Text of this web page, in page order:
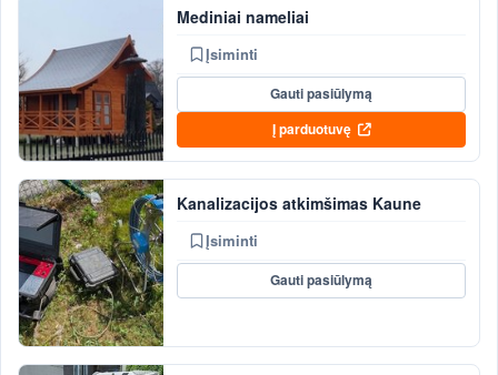
Mediniai nameliai
Įsiminti
Gauti pasiūlymą
Į parduotuvę
Kanalizacijos atkimšimas Kaune
Įsiminti
Gauti pasiūlymą